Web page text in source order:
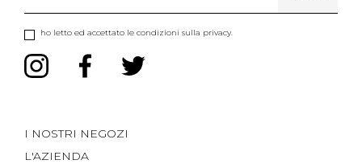
ho letto ed accettato le condizioni sulla privacy.
I NOSTRI NEGOZI
L'AZIENDA